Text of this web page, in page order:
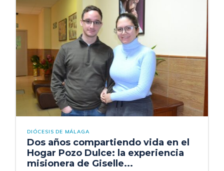
DIÓCESIS DE MÁLAGA
Dos años compartiendo vida en el
Hogar Pozo Dulce: la experiencia
misionera de Giselle...